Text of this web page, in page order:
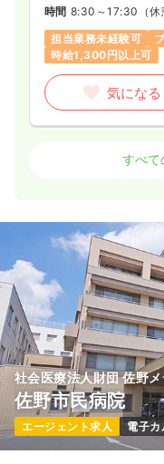
時間 8:30～17:30 （
担当業務未経験可
時給1,300円以上可
気になる
正看護師 / 管理
34.0 万円〜
※一例
8:30～17:30（
月給34万円以上可
気になる
すべて
社会医療法人財団 佐野
佐野市民病院
エージェント求人 電子カ